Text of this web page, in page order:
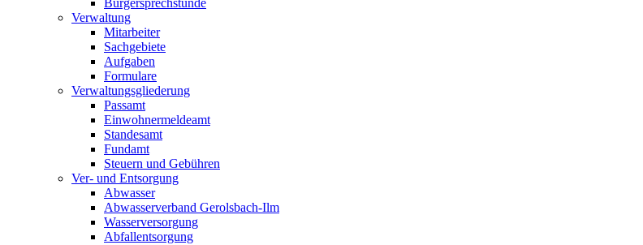
Bürgersprechstunde
Verwaltung
Mitarbeiter
Sachgebiete
Aufgaben
Formulare
Verwaltungsgliederung
Passamt
Einwohnermeldeamt
Standesamt
Fundamt
Steuern und Gebühren
Ver- und Entsorgung
Abwasser
Abwasserverband Gerolsbach-Ilm
Wasserversorgung
Abfallentsorgung